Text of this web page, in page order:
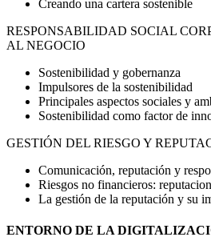
Creando una cartera sostenible
RESPONSABILIDAD SOCIAL
AL NEGOCIO
Sostenibilidad y gobernanza
Impulsores de la sostenibilidad
Principales aspectos sociales y
Sostenibilidad como factor de
GESTIÓN DEL RIESGO Y
Comunicación, reputación y
Riesgos no financieros:
La gestión de la reputación y su
ENTORNO DE LA